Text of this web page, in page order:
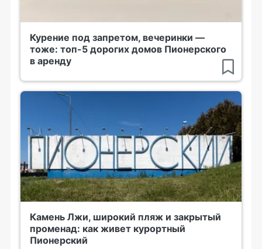
Курение под запретом, вечеринки —
тоже: топ-5 дорогих домов Пионерского
в аренду
Камень Лжи, широкий пляж и закрытый
променад: как живет курортный
Пионерский